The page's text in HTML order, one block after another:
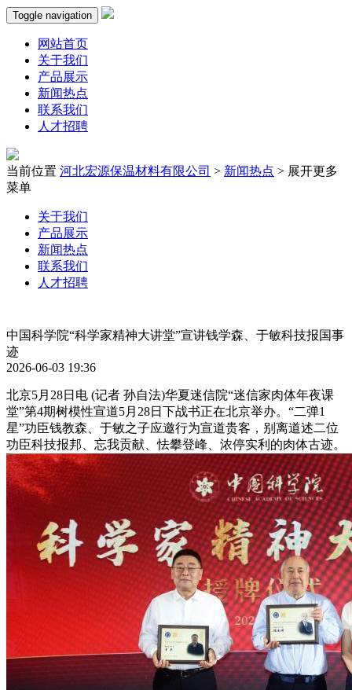
Toggle navigation
网站首页
关于我们
产品展示
新闻热点
联系我们
人才招聘
当前位置 河北宏源保温材料有限公司 > 新闻热点 > 展开更多
菜单
关于我们
产品展示
新闻热点
联系我们
人才招聘
中国科学院“科学家精神大讲堂”宣讲钱学森、于敏科技报国事
迹
2026-06-03 19:36
北京5月28日电 (记者 孙自法)华夏迷信院“迷信家肉体年夜课
堂”第4期树模性宣道5月28日下战书正在北京举办。“二弹1
星”功臣钱教森、于敏之子应邀行为宣道贵客，别离道述二位
功臣科技报邦、忘我贡献、怯攀登峰、浓停实利的肉体古迹。